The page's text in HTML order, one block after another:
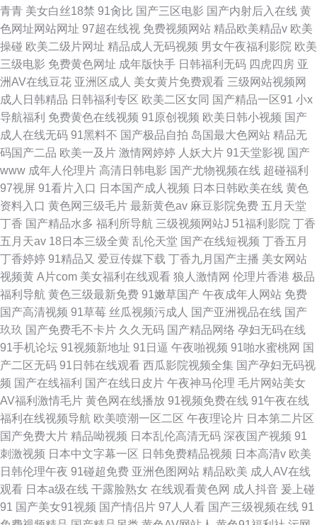
青青 美女白丝18禁 91肏比 国产三区电影 国产内射后入在线 黄
色网址网站网址 97超在线视 免费视频网站 精品欧美精品v 欧美
操碰 欧美二级片网址 精品成人无码视频 男女午夜福利影院 欧美
三级电影 免费黄色网址 成年版快手 日韩福利无码 四虎四房 亚
洲AV在线豆花 亚洲区成人 美女黄片免费观看 三级网站视频网
成人日韩精品 日韩福利专区 欧美二区女同 国产精品一区91 小x
导航福利 免费黄色在线视频 91原创视频 欧美日韩小视频 国产
成人在线无码 91黑料不 国产极品自拍 岛国最大色网站 精品无
码国产二品 欧美一及片 激情网婷婷 人妖大片 91天堂影视 国产
www 成年人伦理片 高清日韩电影 国产尤物视频在线 超碰福利
97视屏 91看片入口 日本国产成人视频 日本日韩欧美在线 黄色
资料入口 黄色网三级毛片 最新黄色av 麻豆影院免费 五月天堂
丁香 国产精品水多 福利所导航 三级视频网站J 51福利影院 丁香
五月天av 18日本三级全黄 乱伦天堂 国产在线短视频 丁香五月
丁香婷婷 91精品又 爱豆传媒下载 丁香九月国产主播 美女网站
视频黄 A片com 美女福利在线观看 狼人激情网 伦理片香港 极品
福利导航 黄色三级最新免费 91嫩草国产 午夜成年人网站 免费
国产高清视频 91草莓 丝瓜视频污成人 国产亚洲视品在线 国产
玖玖 国产免费毛不卡片 久久无码 国产精品网络 孕妇无码在线
91手机论坛 91视频新地址 91日逼 午夜啪视频 91啪水蜜桃网 国
产二区无码 91日韩在线观看 西瓜影院视频全集 国产孕妇无码视
频 国产在线福利 国产在线日皮片 午夜神马伦理 毛片网站美女
AV福利激情毛片 黄色网在线播放 91视频免费在线 91午夜在线
福利在线视频导航 欧美喷潮一区二区 午夜理论片 日本第二片区
国产免费大片 精品呦视频 日本乱伦高清无码 深夜国产视频 91
刺激视频 日本中文字幕一区 日韩免费精品视频 日本高清v 欧美
日韩伦理午夜 91碰超免费 亚洲色图网站 精品欧美 成人AV在线
观看 日本a级在线 干露脸熟女 在线观看黄色网 成人抖音 爰上碰
91 国产美女91视频 国产情侣片 97人人看 国产三级视频在线 91